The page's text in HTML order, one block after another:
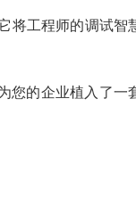
将工程师的调试智
您的企业植入了一